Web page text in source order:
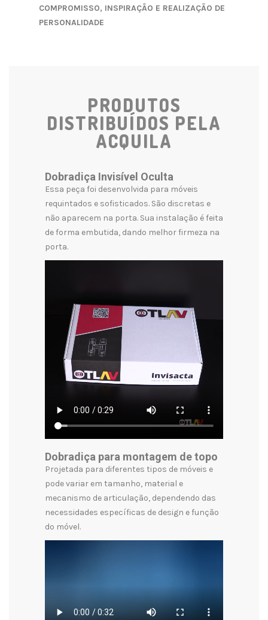
COMPROMISSO, INSPIRAÇÃO E REALIZAÇÃO DE
PERSONALIDADE
PRODUTOS
DISTRIBUÍDOS PELA
ACQUILA
Dobradiça Invisível Oculta
Essa peça foi desenvolvida para móveis
requintados e sofisticados. São discretas e
não aparecem na porta. Sua instalação é feita
de forma embutida, dando melhor firmeza na
porta.
Dobradiça para montagem de topo
Projetada para diferentes tipos de móveis e
pode variar em tamanho, material e
mecanismo de articulação, dependendo das
necessidades específicas de design e função
do móvel.